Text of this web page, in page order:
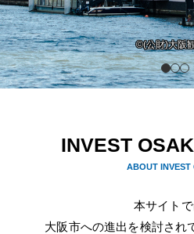
©(公財)大阪
提供：グラングリーン
INVEST
ABOUT INVEST
本サイトで
大阪市への進出を検討され